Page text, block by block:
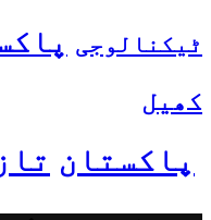
ٹیکنالوجی
کھیل
پاکستان